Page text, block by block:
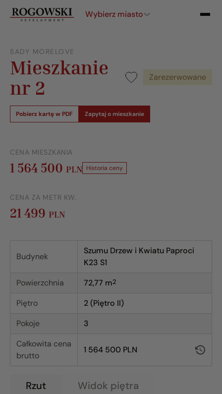
Wybierz miasto
SADY MORELOVE
Mieszkanie
nr 2
Zarezerwowane
Pobierz kartę w PDF Zapytaj o mieszkanie
CENA MIESZKANIA
1 564 500 PLN Historia ceny
CENA ZA METR KW.
21 499 PLN
Budynek
Szumu Drzew i Kwiatu Paproci
K23 S1
Powierzchnia
72,77 m2
Piętro
2 (Piętro II)
Pokoje
3
Całkowita cena
brutto
1 564 500 PLN
Rzut Widok piętra